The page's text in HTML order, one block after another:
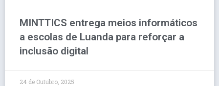
MINTTICS entrega meios informáticos
a escolas de Luanda para reforçar a
inclusão digital
24 de Outubro, 2025